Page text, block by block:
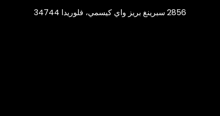
2856 سبرينغ بريز واي كيسمي، فلوريدا 34744